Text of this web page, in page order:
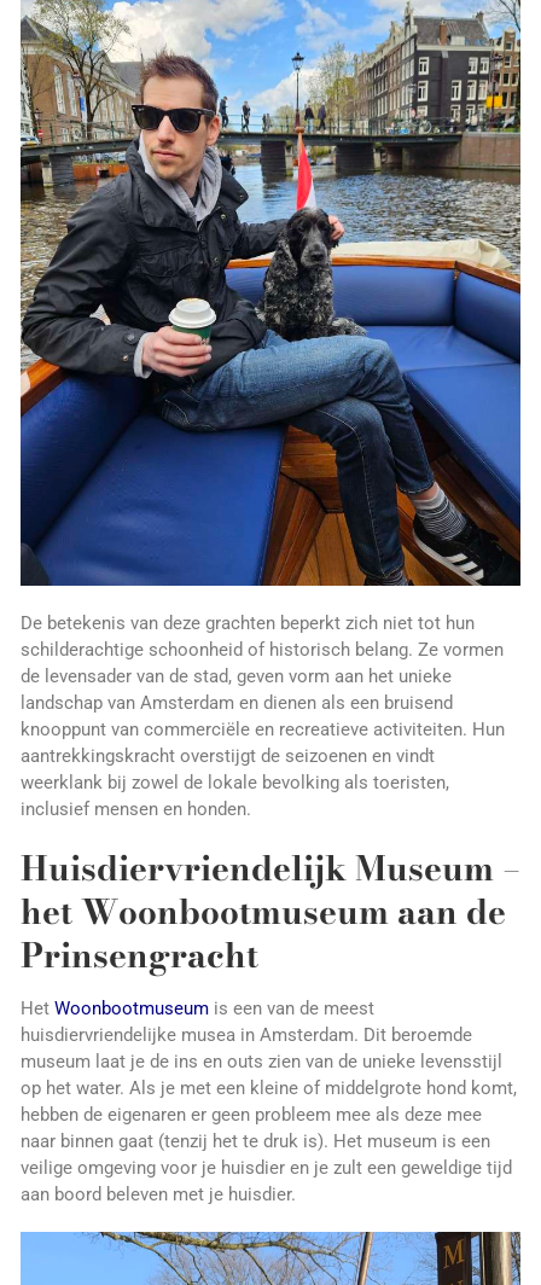
De betekenis van deze grachten beperkt zich niet tot hun
schilderachtige schoonheid of historisch belang. Ze vormen
de levensader van de stad, geven vorm aan het unieke
landschap van Amsterdam en dienen als een bruisend
knooppunt van commerciële en recreatieve activiteiten. Hun
aantrekkingskracht overstijgt de seizoenen en vindt
weerklank bij zowel de lokale bevolking als toeristen,
inclusief mensen en honden.
Huisdiervriendelijk Museum –
het Woonbootmuseum aan de
Prinsengracht
Het Woonbootmuseumis een van de meest
huisdiervriendelijke musea in Amsterdam. Dit beroemde
museum laat je de ins en outs zien van de unieke levensstijl
op het water. Als je met een kleine of middelgrote hond komt,
hebben de eigenaren er geen probleem mee als deze mee
naar binnen gaat (tenzij het te druk is). Het museum is een
veilige omgeving voor je huisdier en je zult een geweldige tijd
aan boord beleven met je huisdier.